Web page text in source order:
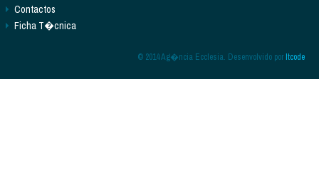
Contactos
Ficha T�cnica
© 2014 Ag�ncia Ecclesia. Desenvolvido porItcode